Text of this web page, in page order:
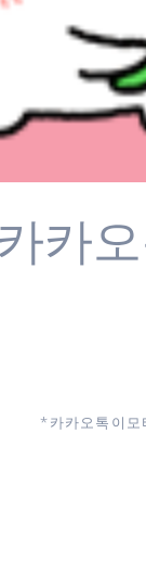
카
* 카카오톡 이모